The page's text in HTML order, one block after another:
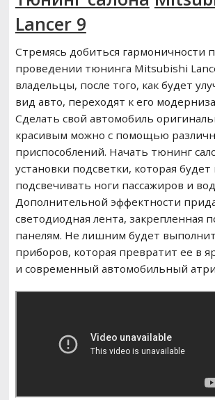
Lancer 9
Стремясь добиться гармоничности
проведении тюнинга Mitsubishi
владельцы, после того, как будет
вид авто, переходят к его
Сделать свой автомобиль
красивым можно с помощью
приспособлений. Начать тюнинг
установки подсветки, которая будет
подсвечивать ноги пассажиров и
Дополнительной эффектности
светодиодная лента, закрепленная
панелям. Не лишним будет
приборов, которая превратит ее в
и современный автомобильный